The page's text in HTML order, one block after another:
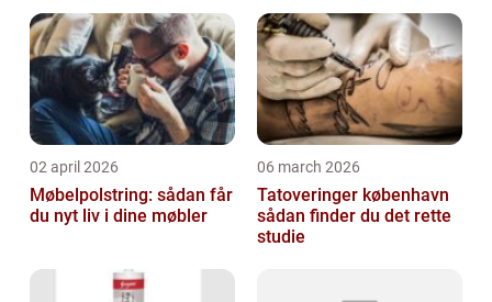
02 april 2026
Møbelpolstring: sådan får
du nyt liv i dine møbler
06 march 2026
Tatoveringer københavn
sådan finder du det rette
studie